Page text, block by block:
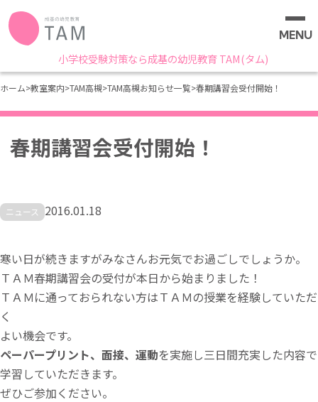
小学校受験対策なら成基の幼児教育 TAM(タム)
MENU
ホーム>教室案内>TAM高槻>TAM高槻お知らせ一覧>春期講習会受付開始！
春期講習会受付開始！
ニュース 2016.01.18
寒い日が続きますがみなさんお元気でお過ごしでしょうか。
ＴＡＭ春期講習会の受付が本日から始まりました！
ＴＡＭに通っておられない方はＴＡＭの授業を経験していただ
く
よい機会です。
ペーパープリント、面接、運動を実施し三日間充実した内容で
学習していただきます。
ぜひご参加ください。